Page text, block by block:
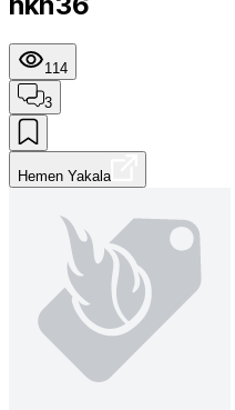
114
3
Hemen Yakala